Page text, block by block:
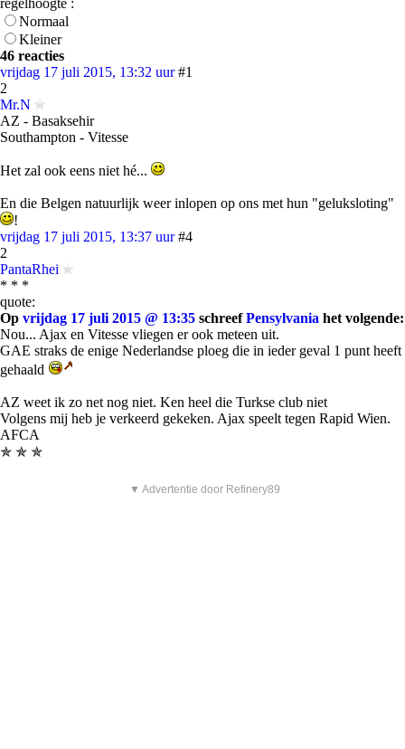
regelhoogte :
Normaal
Kleiner
46 reacties
vrijdag 17 juli 2015, 13:32 uur #1
2
Mr.N
AZ - Basaksehir
Southampton - Vitesse
Het zal ook eens niet hé...
En die Belgen natuurlijk weer inlopen op ons met hun "geluksloting"
!
vrijdag 17 juli 2015, 13:37 uur #4
2
PantaRhei
* * *
quote:
Op vrijdag 17 juli 2015 @ 13:35 schreefPensylvania het volgende:
Nou... Ajax en Vitesse vliegen er ook meteen uit.
GAE straks de enige Nederlandse ploeg die in ieder geval 1 punt heeft
gehaald
AZ weet ik zo net nog niet. Ken heel die Turkse club niet
Volgens mij heb je verkeerd gekeken. Ajax speelt tegen Rapid Wien.
AFCA
✯ ✯ ✯
▼ Advertentie door Refinery89